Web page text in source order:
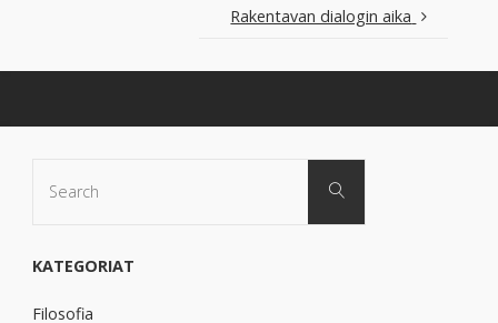
Rakentavan dialogin aika
Search
KATEGORIAT
Filosofia